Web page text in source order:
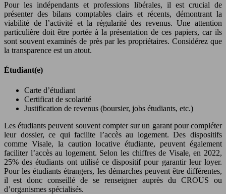
Pour les indépendants et professions libérales, il est crucial de
présenter des bilans comptables clairs et récents, démontrant la
viabilité de l’activité et la régularité des revenus. Une attention
particulière doit être portée à la présentation de ces papiers, car ils
sont souvent examinés de près par les propriétaires. Considérez que
la transparence est un atout.
Étudiant(e)
Carte d’étudiant
Certificat de scolarité
Justification de revenus (boursier, jobs étudiants, etc.)
Les étudiants peuvent souvent compter sur un garant pour compléter
leur dossier, ce qui facilite l’accès au logement. Des dispositifs
comme Visale, la caution locative étudiante, peuvent également
faciliter l’accès au logement. Selon les chiffres de Visale, en 2022,
25% des étudiants ont utilisé ce dispositif pour garantir leur loyer.
Pour les étudiants étrangers, les démarches peuvent être différentes,
il est donc conseillé de se renseigner auprès du CROUS ou
d’organismes spécialisés.